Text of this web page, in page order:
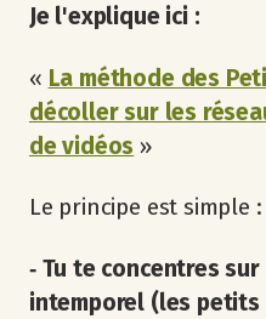
Je l'explique ici :
« La méthode des
décoller sur les
de vidéos »
Le principe est simple :
‐ Tu te concentres
intemporel (les petits